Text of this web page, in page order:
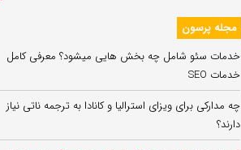
مجله پرسون
خدمات سئو شامل چه بخش هایی میشود؟ معرفی کامل
خدمات SEO
چه مدارکی برای ویزای استرالیا و کانادا به ترجمه ناتی نیاز
دارند؟